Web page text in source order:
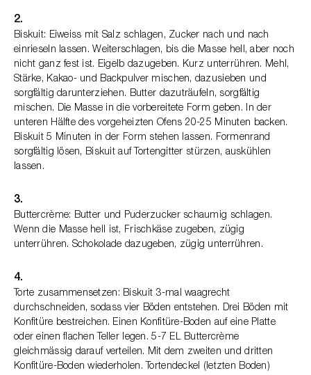
2.
Biskuit: Eiweiss mit Salz schlagen, Zucker nach und nach
einrieseln lassen. Weiterschlagen, bis die Masse hell, aber noch
nicht ganz fest ist. Eigelb dazugeben. Kurz unterrühren. Mehl,
Stärke, Kakao- und Backpulver mischen, dazusieben und
sorgfältig darunterziehen. Butter dazuträufeln, sorgfältig
mischen. Die Masse in die vorbereitete Form geben. In der
unteren Hälfte des vorgeheizten Ofens 20-25 Minuten backen.
Biskuit 5 Minuten in der Form stehen lassen. Formenrand
sorgfältig lösen, Biskuit auf Tortengitter stürzen, auskühlen
lassen.
3.
Buttercrème: Butter und Puderzucker schaumig schlagen.
Wenn die Masse hell ist, Frischkäse zugeben, zügig
unterrühren. Schokolade dazugeben, zügig unterrühren.
4.
Torte zusammensetzen: Biskuit 3-mal waagrecht
durchschneiden, sodass vier Böden entstehen. Drei Böden mit
Konfitüre bestreichen. Einen Konfitüre-Boden auf eine Platte
oder einen flachen Teller legen. 5-7 EL Buttercrème
gleichmässig darauf verteilen. Mit dem zweiten und dritten
Konfitüre-Boden wiederholen. Tortendeckel (letzten Boden)